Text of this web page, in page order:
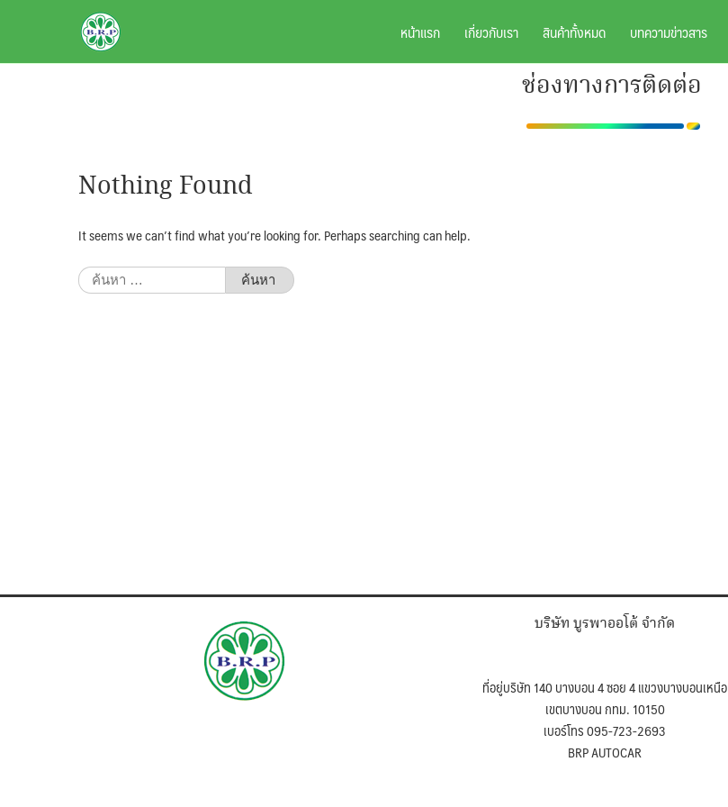
BRPAUTO.COM หน้าแรก เกี่ยวกับเรา สินค้าทั้งหมด บทความข่าวสาร
ช่องทางการติดต่อ
Nothing Found
It seems we can’t find what you’re looking for. Perhaps searching can help.
ค้นหา
สำหรับ:
บริษัท บูรพาออโต้ จำกัด
ที่อยู่บริษัท 140 บางบอน 4 ซอย 4 แขวงบางบอนเหนือ
เขตบางบอน กทม. 10150
เบอร์โทร 095-723-2693
BRP AUTOCAR